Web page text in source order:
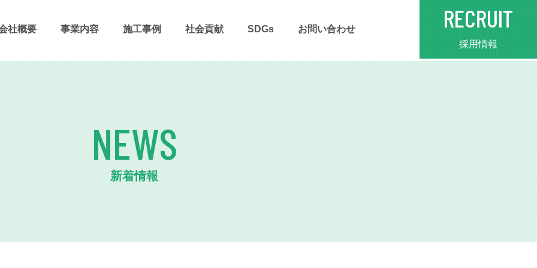
社概要 事業内容 施⼯事例 社会貢献 SDGs お問い合わせ RECRUIT
採用情報
NEWS
新着情報